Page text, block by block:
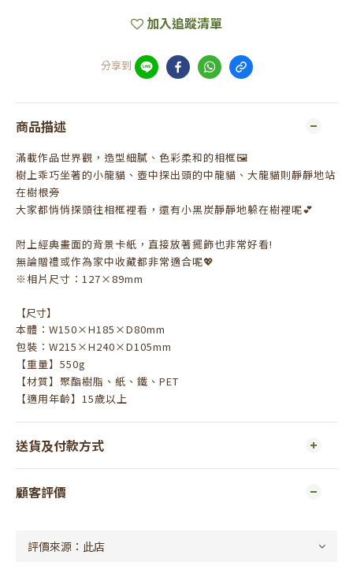
加入追蹤清單
分享到
商品描述
滿載作品世界觀，造型細膩、色彩柔和的相框🖼️
樹上乖巧坐著的小龍貓、壺中探出頭的中龍貓、大龍貓則靜靜地站
在樹根旁
大家都悄悄探頭往相框裡看，還有小黑炭靜靜地躲在樹裡呢💕
附上經典畫面的背景卡紙，直接放著擺飾也非常好看!
無論贈禮或作為家中收藏都非常適合呢💖
※相片尺寸：127×89mm
【尺寸】
本體：W150×H185×D80mm
包裝：W215×H240×D105mm
【重量】550g
【材質】聚酯樹脂、紙、鐵、PET
【適用年齡】15歲以上
送貨及付款方式
顧客評價